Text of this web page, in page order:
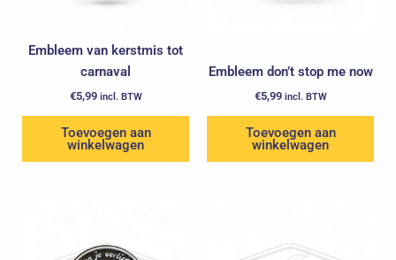
Embleem van kerstmis tot
carnaval
€5,99 incl. BTW
Toevoegen aan
winkelwagen
Embleem don’t stop me now
€5,99 incl. BTW
Toevoegen aan
winkelwagen